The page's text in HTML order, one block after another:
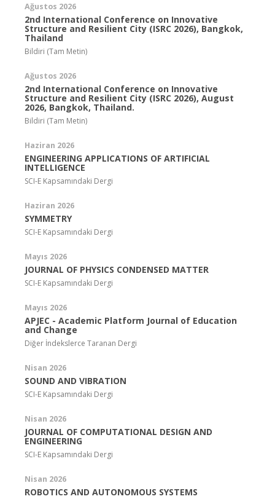
Ağustos 2026
2nd International Conference on Innovative
Structure and Resilient City (ISRC 2026), Bangkok,
Thailand
Bildiri (Tam Metin)
Ağustos 2026
2nd International Conference on Innovative
Structure and Resilient City (ISRC 2026), August
2026, Bangkok, Thailand.
Bildiri (Tam Metin)
Haziran 2026
ENGINEERING APPLICATIONS OF ARTIFICIAL
INTELLIGENCE
SCI-E Kapsamındaki Dergi
Haziran 2026
SYMMETRY
SCI-E Kapsamındaki Dergi
Mayıs 2026
JOURNAL OF PHYSICS CONDENSED MATTER
SCI-E Kapsamındaki Dergi
Mayıs 2026
APJEC - Academic Platform Journal of Education
and Change
Diğer İndekslerce Taranan Dergi
Nisan 2026
SOUND AND VIBRATION
SCI-E Kapsamındaki Dergi
Nisan 2026
JOURNAL OF COMPUTATIONAL DESIGN AND
ENGINEERING
SCI-E Kapsamındaki Dergi
Nisan 2026
ROBOTICS AND AUTONOMOUS SYSTEMS